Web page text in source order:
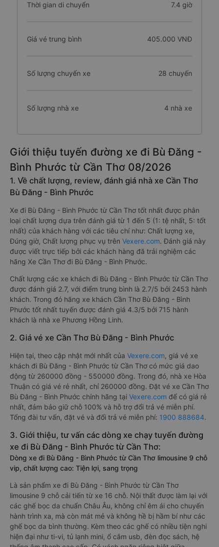
Thời gian di chuyển 7.4 giờ
Giá vé trung bình 405.000 VNĐ
Số lượng chuyến xe 28 chuyến
Số lượng nhà xe 4 nhà xe
Giới thiệu tuyến đường xe đi Bù Đăng -
Bình Phước từ Cần Thơ 08/2026
1. Về chất lượng, review, đánh giá nhà xe Cần Thơ
Bù Đăng - Bình Phước
Xe đi Bù Đăng - Bình Phước từ Cần Thơ tốt nhất được phân
loại chất lượng dựa trên đánh giá từ 1 đến 5 (1: tệ nhất, 5: tốt
nhất) của khách hàng với các tiêu chí như: Chất lượng xe,
Đúng giờ, Chất lượng phục vụ trên Vexere.com. Đánh giá này
được viết trực tiếp bởi các khách hàng đã trải nghiệm các
hãng Xe Cần Thơ đi Bù Đăng - Bình Phước.
Chất lượng các xe khách đi Bù Đăng - Bình Phước từ Cần Thơ
được đánh giá 2.7, với điểm trung bình là 2.7/5 bởi 2453 hành
khách. Trong đó hãng xe khách Cần Thơ Bù Đăng - Bình
Phước tốt nhất tuyến được đánh giá 4.3/5 bởi 715 hành
khách là nhà xe Phương Hồng Linh.
2. Giá vé xe Cần Thơ Bù Đăng - Bình Phước
Hiện tại, theo cập nhật mới nhất của Vexere.com, giá vé xe
khách đi Bù Đăng - Bình Phước từ Cần Thơ có mức giá dao
động từ 260000 đồng - 550000 đồng. Trong đó, nhà xe Hòa
Thuận có giá vé rẻ nhất, chỉ 260000 đồng. Đặt vé xe Cần Thơ
Bù Đăng - Bình Phước chính hãng tại Vexere.com để có giá rẻ
nhất, đảm bảo giữ chỗ 100% và hỗ trợ đổi trả vé miễn phí.
Tổng đài tư vấn, đặt vé và đổi trả vé miễn phí: 1900 888684.
3. Giới thiệu, tư vấn các dòng xe chạy tuyến đường
xe đi Bù Đăng - Bình Phước từ Cần Thơ:
Dòng xe đi Bù Đăng - Bình Phước từ Cần Thơ limousine 9 chỗ
vip, chất lượng cao: Tiện lợi, sang trọng
Là sản phẩm xe đi Bù Đăng - Bình Phước từ Cần Thơ
limousine 9 chỗ cải tiến từ xe 16 chỗ. Nội thất được làm lại với
các ghế bọc da chuẩn Châu Âu, không chỉ êm ái cho chuyến
hành trình xa, mà còn mát mẻ và không hề bị hầm bí như các
ghế bọc da bình thường. Kèm theo các ghế có nhiều tiện nghi
hiện đại như ti-vi, tủ lạnh mini, ổ cắm usb, đèn đọc sách, hệ